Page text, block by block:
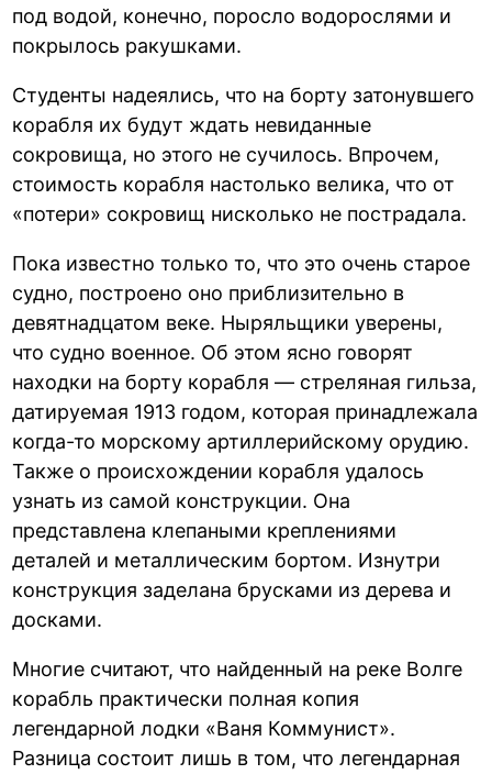
под водой, конечно, поросло водорослями и
покрылось ракушками.
Студенты надеялись, что на борту затонувшего
корабля их будут ждать невиданные
сокровища, но этого не сучилось. Впрочем,
стоимость корабля настолько велика, что от
«потери» сокровищ нисколько не пострадала.
Пока известно только то, что это очень старое
судно, построено оно приблизительно в
девятнадцатом веке. Ныряльщики уверены,
что судно военное. Об этом ясно говорят
находки на борту корабля — стреляная гильза,
датируемая 1913 годом, которая принадлежала
когда-то морскому артиллерийскому орудию.
Также о происхождении корабля удалось
узнать из самой конструкции. Она
представлена клепаными креплениями
деталей и металлическим бортом. Изнутри
конструкция заделана брусками из дерева и
досками.
Многие считают, что найденный на реке Волге
корабль практически полная копия
легендарной лодки «Ваня Коммунист».
Разница состоит лишь в том, что легендарная